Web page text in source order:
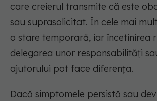
care creierul transmite că este
sau suprasolicitat. În cele mai
o stare temporară, iar încetinirea
delegarea unor responsabilități
ajutorului pot face diferența.
Dacă simptomele persistă sau